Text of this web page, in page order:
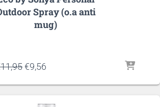
Spray (o.a anti
mug)
11,95Oorspronkelijke
was:
€9,56
is: